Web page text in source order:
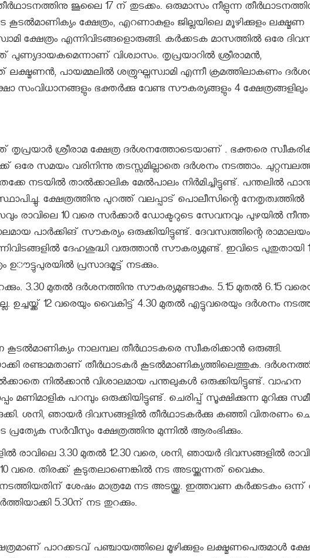
ജൂലൈ 17 ന് തുടക്കം. ഒരുമാസം നീളുന്ന
കൂടൽമാണിക്യം ക്ഷേത്രം, എറണാകുളം ജില്ലയിലെ മ‍ൂഴിക്കുളം ലക്ഷ്മണ
ക്ഷേത്രം എന്നിവിടങ്ങളൊരുങ്ങി. കർക്കടക മാസത്തിൽ ഒരേ
പുണ്യദായകമെന്നാണ് വിശ്വാസം. തൃപ്രയാറിൽ ശ്രീരാമൻ,
പായമ്മലിൽ ശത്രുഘ്നസ്വാമി എന്നീ ക്രമത്തിലാകണം
സംവിധാനങ്ങളും ഭക്തർക്കു വേണ്ട സൗകര്യങ്ങളും 4 ക്ഷേത്രങ്ങളിലും
തൃപ്രയാർ ശ്രീരാമ ക്ഷേത്ര ദർശനത്തോടെയാണ് . ഭക്തരെ
ഒരേ സമയം വരിനിന്നു തടസ്സമില്ലാതെ ദർശനം നടത്താം.
നടയിൽ താൽക്കാലിക മേൽപാലം നിർമിച്ചിട്ടുണ്ട്. പന്തലിൽ
സ്ഥാപിച്ചു. ക്ഷേത്രത്തിനു പുറത്ത് വലപ്പാട് പൊലീസിന്റെ നേതൃത്വത്തിൽ
രാവിലെ 10 വരെ സർക്കാർ ഡോക്ടറുടെ സേവനവും പുഴയിൽ
പാർക്കിങ് സൗകര്യം ഒരുക്കിയിട്ടുണ്ട്. ദേവസ്വത്തിന്റെ
ദേഹശുദ്ധി വരുത്താൻ സൗകര്യമുണ്ട്. ഇവിടെ പുതുതായി
ഉൗട്ടുപുരയിൽ പ്രസാദമൂട്ട് നടക്കും.
3.30 മുതൽ ദർശനത്തിനു സൗകര്യമുണ്ടാകും. 5.15 മുതൽ 6.15
ഉച്ചയ്ക്ക് 12 വരെയും വൈകിട്ട് 4.30 മുതൽ എട്ടുവരെയും ദർശനം
നാലമ്പല തീർഥാടകരെ സ്വീകരിക്കാൻ ഒരുങ്ങി.
രണ്ടാമതാണ് തീർഥാടകർ കൂടൽമാണിക്യത്തിലെത്തുക.
നിൽക്കാൻ വിശാലമായ പന്തലുകൾ ഒരുക്കിയിട്ടുണ്ട്. വാഹന
മണിമാളിക പറമ്പും ഒരുക്കിയിട്ടുണ്ട്. ചെരിപ്പ് സൂക്ഷിക്കുന്ന മുറിക്കു
ശനി, ഞായർ ദിവസങ്ങളിൽ തീർഥാടകർക്കു കഞ്ഞി വിതരണം
സർവീസും ക്ഷേത്രത്തിനു മുന്നിൽ ആരംഭിക്കും.
3.30 മുതൽ 12.30 വരെ, ശനി, ഞായർ ദിവസങ്ങളിൽ
വരെ. തിരക്ക് കൂടുതലാണെങ്കിൽ നട അടയ്ക്കുന്നത് വൈകും.
ശേഷം മാത്രമേ നട അടയ്ക്കൂ. ഇത്തവണ കർക്കടകം ഒന്ന്
5.30ന് നട തുറക്കും.
പാറക്കടവ് പഞ്ചായത്തിലെ മൂഴിക്കുളം ലക്ഷ്മണപെരുമാൾ